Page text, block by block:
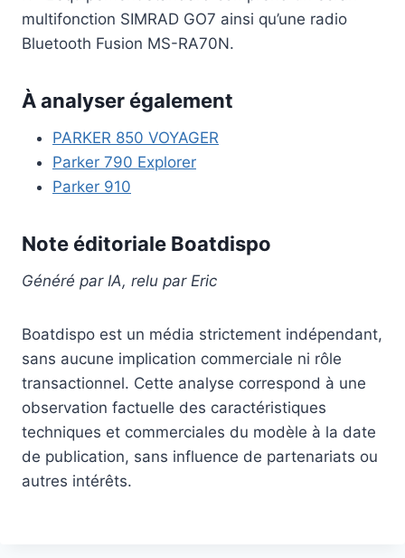
multifonction SIMRAD GO7 ainsi qu’une radio
Bluetooth Fusion MS-RA70N.
À analyser également
PARKER 850 VOYAGER
Parker 790 Explorer
Parker 910
Note éditoriale Boatdispo
Généré par IA, relu par Eric
Boatdispo est un média strictement indépendant,
sans aucune implication commerciale ni rôle
transactionnel. Cette analyse correspond à une
observation factuelle des caractéristiques
techniques et commerciales du modèle à la date
de publication, sans influence de partenariats ou
autres intérêts.